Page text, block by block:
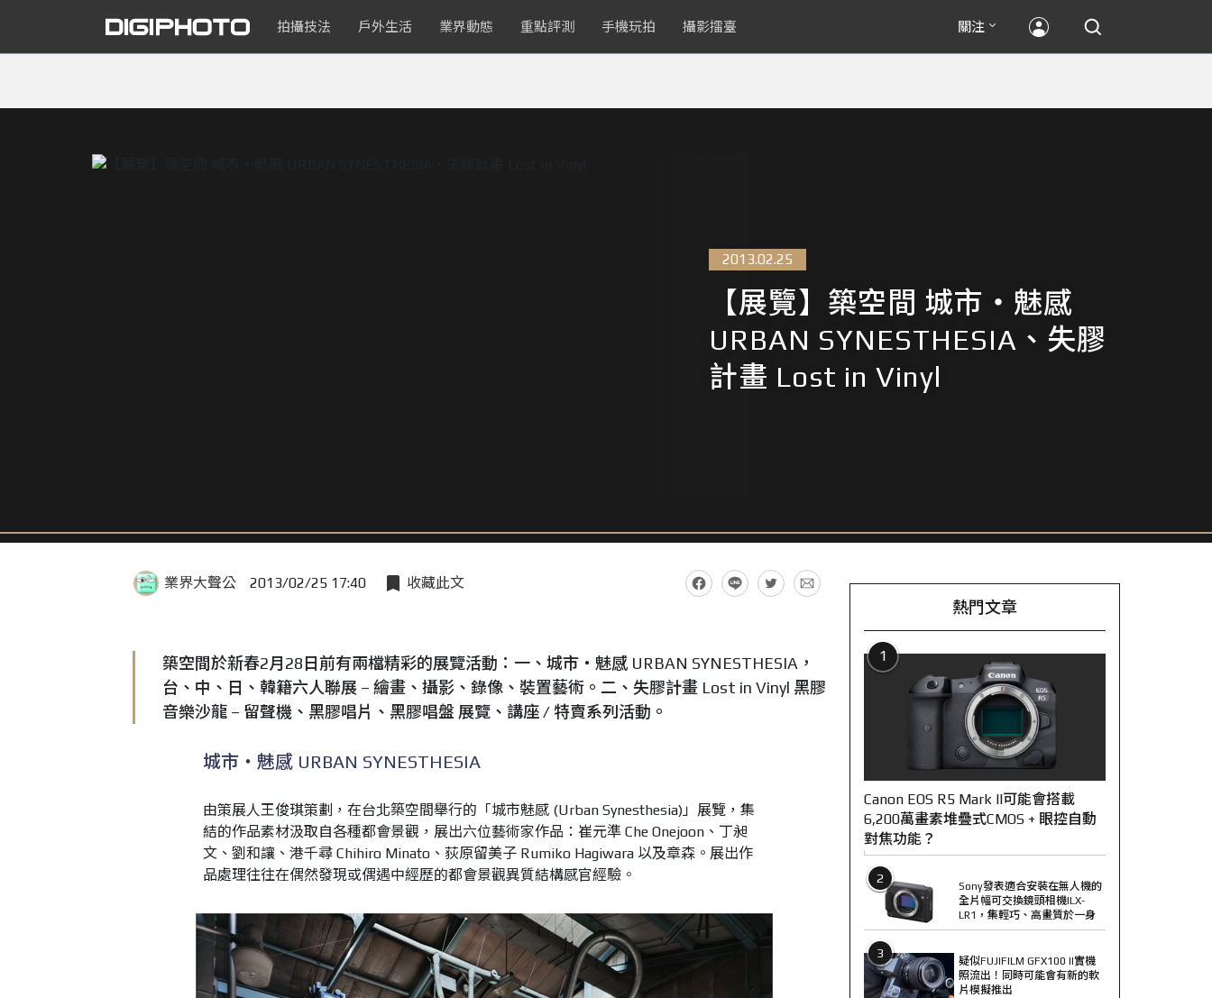
拍攝技法 戶外生活 業界動態 重點評測 手機玩拍 攝影擂臺 關注
2013.02.25
【展覽】築空間 城市‧魅感
URBAN SYNESTHESIA、失膠
計畫 Lost in Vinyl
業界大聲公 2013/02/25 17:40 收藏此文
築空間於新春2月28日前有兩檔精彩的展覽活動：一、城市‧魅感 URBAN SYNESTHESIA，
台、中、日、韓籍六人聯展 – 繪畫、攝影、錄像、裝置藝術。二、失膠計畫 Lost in Vinyl 黑膠
音樂沙龍 – 留聲機、黑膠唱片、黑膠唱盤 展覽、講座 / 特賣系列活動。
城市‧魅感 URBAN SYNESTHESIA
由策展人王俊琪策劃，在台北築空間舉行的「城市魅感 (Urban Synesthesia)」展覽，集
結的作品素材汲取自各種都會景觀，展出六位藝術家作品：崔元準 Che Onejoon、丁昶
文、劉和讓、港千尋 Chihiro Minato、荻原留美子 Rumiko Hagiwara 以及章森。展出作
品處理往往在偶然發現或偶遇中經歷的都會景觀異質結構感官經驗。
熱門文章
1
Canon EOS R5 Mark II可能會搭載
6,200萬畫素堆疊式CMOS + 眼控自動
對焦功能？
2
Sony發表適合安裝在無人機的
全片幅可交換鏡頭相機ILX-
LR1，集輕巧、高畫質於一身
3
疑似FUJIFILM GFX100 II實機
照流出！同時可能會有新的軟
片模擬推出